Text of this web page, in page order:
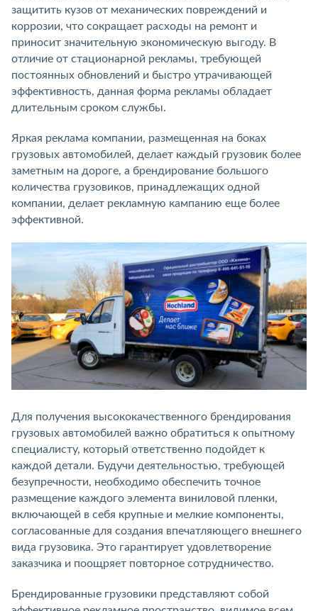
защитить кузов от механических повреждений и
коррозии, что сокращает расходы на ремонт и
приносит значительную экономическую выгоду. В
отличие от стационарной рекламы, требующей
постоянных обновлений и быстро утрачивающей
эффективность, данная форма рекламы обладает
длительным сроком службы.
Яркая реклама компании, размещенная на боках
грузовых автомобилей, делает каждый грузовик более
заметным на дороге, а брендирование большого
количества грузовиков, принадлежащих одной
компании, делает рекламную кампанию еще более
эффективной.
Для получения высококачественного брендирования
грузовых автомобилей важно обратиться к опытному
специалисту, который ответственно подойдет к
каждой детали. Будучи деятельностью, требующей
безупречности, необходимо обеспечить точное
размещение каждого элемента виниловой пленки,
включающей в себя крупные и мелкие компоненты,
согласованные для создания впечатляющего внешнего
вида грузовика. Это гарантирует удовлетворение
заказчика и поощряет повторное сотрудничество.
Брендированные грузовики представляют собой